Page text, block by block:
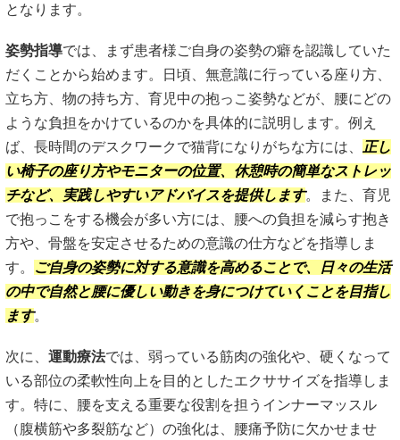
となります。
姿勢指導では、まず患者様ご自身の姿勢の癖を認識していた
だくことから始めます。日頃、無意識に行っている座り方、
立ち方、物の持ち方、育児中の抱っこ姿勢などが、腰にどの
ような負担をかけているのかを具体的に説明します。例え
ば、長時間のデスクワークで猫背になりがちな方には、
正し
い椅子の座り方やモニターの位置、休憩時の簡単なストレッ
チなど、実践しやすいアドバイスを提供します。また、育児
で抱っこをする機会が多い方には、腰への負担を減らす抱き
方や、骨盤を安定させるための意識の仕方などを指導しま
す。
ご自身の姿勢に対する意識を高めることで、日々の生活
の中で自然と腰に優しい動きを身につけていくことを目指し
ます。
次に、 運動療法では、弱っている筋肉の強化や、硬くなって
いる部位の柔軟性向上を目的としたエクササイズを指導しま
す。特に、腰を支える重要な役割を担うインナーマッスル
（腹横筋や多裂筋など）の強化は、腰痛予防に欠かせませ